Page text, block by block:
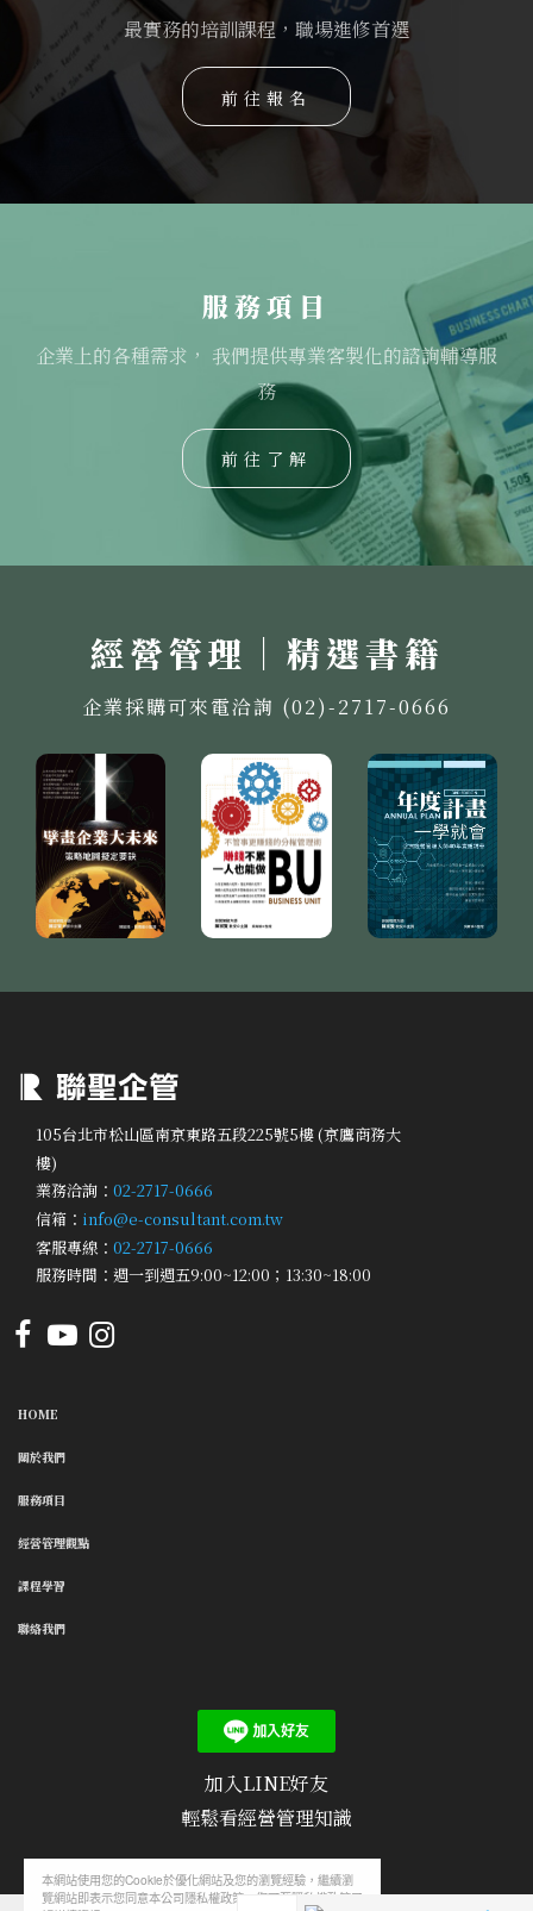
本網站使用您的Cookie於優化網站及您的瀏覽經驗，繼續瀏
覽網站即表示您同意本公司隱私權政策，您可至隱私權政策了
最實務的培訓課程，職場進修首選
前往報名
服務項目
企業上的各種需求， 我們提供專業客製化的諮詢輔導服
務
前往了解
經營管理｜精選書籍
企業採購可來電洽詢 (02)-2717-0666
105台北市松山區南京東路五段225號5樓 (京鷹商務大
樓)
業務洽詢： 02-2717-0666
信箱： info@e-consultant.com.tw
客服專線： 02-2717-0666
服務時間：週一到週五9:00~12:00；13:30~18:00
HOME
關於我們
服務項目
經營管理觀點
課程學習
聯絡我們
加入LINE好友
輕鬆看經營管理知識
隱私權政策/使用條款 聯絡我們